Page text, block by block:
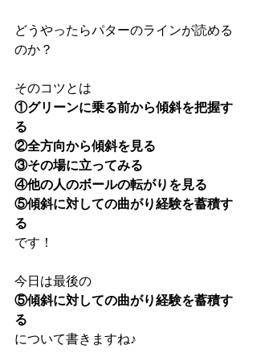
どうやったらパターのラインが読める
のか？
そのコツとは
①グリーンに乗る前から傾斜を把握す
る
②全方向から傾斜を見る
③その場に立ってみる
④他の人のボールの転がりを見る
⑤傾斜に対しての曲がり経験を蓄積す
る
です！
今日は最後の
⑤傾斜に対しての曲がり経験を蓄積す
る
について書きますね♪